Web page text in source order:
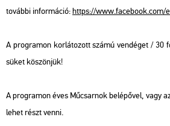
to­váb­bi in­for­má­ció:https://​www.​fa­ce­book.​com/​
A prog­ra­mon kor­lá­to­zott számú ven­dé­get / 30
sü­ket kö­szön­jük!
A prog­ra­mon éves Mű­csar­nok be­lé­pő­vel, vagy
lehet részt venni.